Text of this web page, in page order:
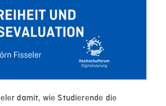
damit, wie Studierende die